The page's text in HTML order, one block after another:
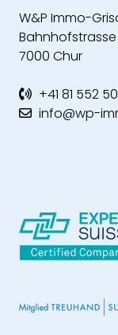
W&P Immo-
Bahnhofstrasse
7000 Chur
+41 81 552
info@wp-